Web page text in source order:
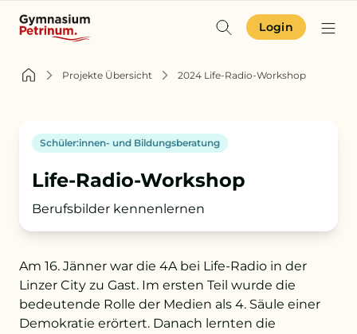
Identität & Angebot
Schulgemeinschaft
Orientierung
Zur Terminübersicht
Zum Schulkompass
Zur Aufnahme
Login
Projekte Übersicht 2024 Life-Radio-Workshop
Schüler:innen- und Bildungsberatung
Life-Radio-Workshop
Berufsbilder kennenlernen
Am 16. Jänner war die 4A bei Life-Radio in der
Linzer City zu Gast. Im ersten Teil wurde die
bedeutende Rolle der Medien als 4. Säule einer
Demokratie erörtert. Danach lernten die